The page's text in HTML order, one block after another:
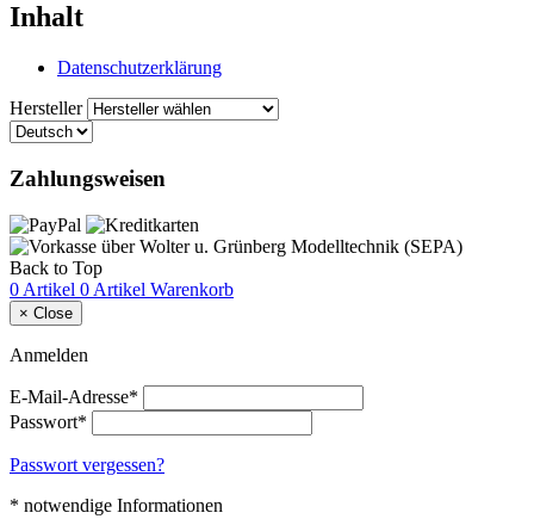
Inhalt
Datenschutzerklärung
Hersteller
Zahlungsweisen
Back to Top
0 Artikel 0 Artikel Warenkorb
× Close
Anmelden
E-Mail-Adresse*
Passwort*
Passwort vergessen?
* notwendige Informationen